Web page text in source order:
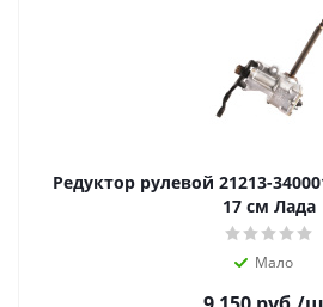
Редуктор рулевой 21213-
17 см Лада
Мало